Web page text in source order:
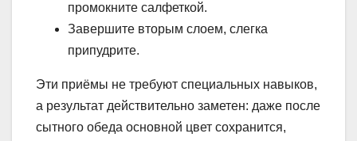
промокните салфеткой.
Завершите вторым слоем, слегка
припудрите.
Эти приёмы не требуют специальных навыков,
а результат действительно заметен: даже после
сытного обеда основной цвет сохранится,